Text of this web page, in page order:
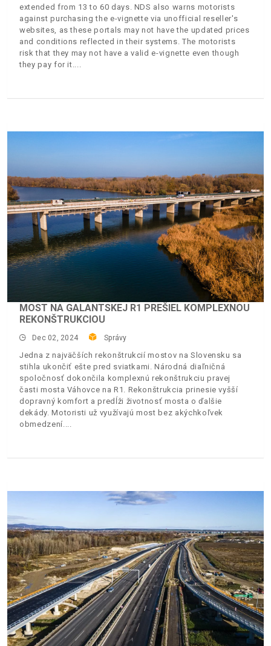
extended from 13 to 60 days. NDS also warns motorists
against purchasing the e-vignette via unofficial reseller's
websites, as these portals may not have the updated prices
and conditions reflected in their systems. The motorists
risk that they may not have a valid e-vignette even though
they pay for it.
MOST NA GALANTSKEJ R1 PREŠIEL KOMPLEXNOU
REKONŠTRUKCIOU
Dec 02, 2024 Správy
Jedna z najväčších rekonštrukcií mostov na Slovensku sa
stihla ukončiť ešte pred sviatkami. Národná diaľničná
spoločnosť dokončila komplexnú rekonštrukciu pravej
časti mosta Váhovce na R1. Rekonštrukcia prinesie vyšší
dopravný komfort a predĺži životnosť mosta o ďalšie
dekády. Motoristi už využívajú most bez akýchkoľvek
obmedzení.